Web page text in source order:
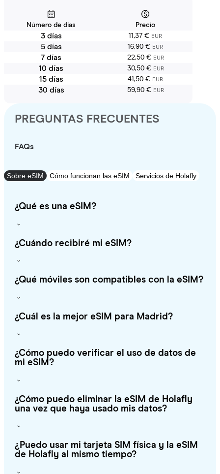
Número de días Precio
3 días 11,37 € EUR
5 días 16,90 € EUR
7 días 22,50 € EUR
10 días 30,50 € EUR
15 días 41,50 € EUR
30 días 59,90 € EUR
PREGUNTAS FRECUENTES
FAQs
Sobre eSIM Cómo funcionan las eSIM Servicios de Holafly
¿Qué es una eSIM?
¿Cuándo recibiré mi eSIM?
¿Qué móviles son compatibles con la eSIM?
¿Cuál es la mejor eSIM para Madrid?
¿Cómo puedo verificar el uso de datos de
mi eSIM?
¿Cómo puedo eliminar la eSIM de Holafly
una vez que haya usado mis datos?
¿Puedo usar mi tarjeta SIM física y la eSIM
de Holafly al mismo tiempo?